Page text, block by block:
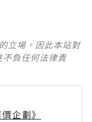
立場。因此本站對
負任何法律責
企劃》